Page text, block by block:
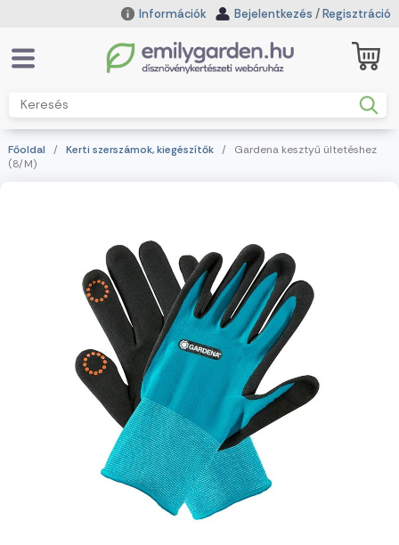
Információk Bejelentkezés /Regisztráció
Főoldal / Kerti szerszámok, kiegészítők / Gardena kesztyű ültetéshez
(8/M)